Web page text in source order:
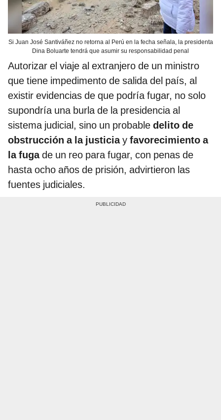
Si Juan José Santiváñez no retorna al Perú en la fecha señala, la presidenta
Dina Boluarte tendrá que asumir su responsabilidad penal
Autorizar el viaje al extranjero de un ministro
que tiene impedimento de salida del país, al
existir evidencias de que podría fugar, no solo
supondría una burla de la presidencia al
sistema judicial, sino un probable delito de
obstrucción a la justiciay favorecimiento a
la fugade un reo para fugar, con penas de
hasta ocho años de prisión, advirtieron las
fuentes judiciales.